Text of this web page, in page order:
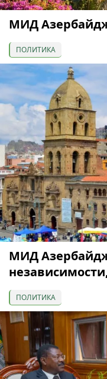
МИД
ПОЛИТИКА
МИД
ПОЛИТИКА